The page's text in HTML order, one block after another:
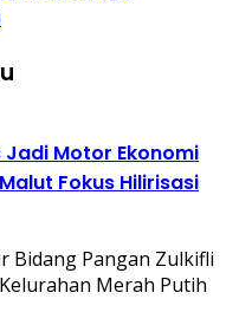
Jadi Motor Ekonomi
Fokus Hilirisasi
Bidang Pangan Zulkifli
Merah Putih